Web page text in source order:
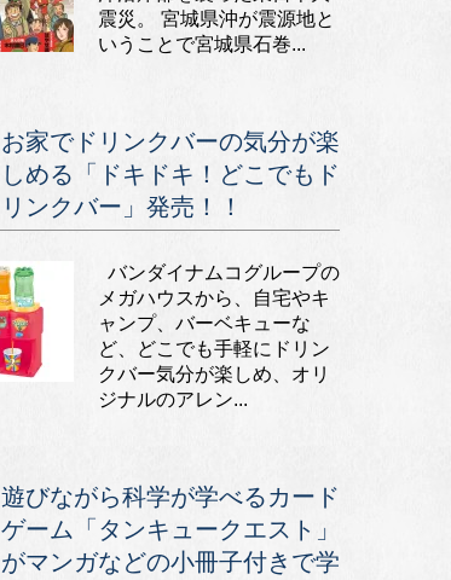
震災。 宮城県沖が震源地と
いうことで宮城県石巻...
お家でドリンクバーの気分が楽
しめる「ドキドキ！どこでもド
リンクバー」発売！！
バンダイナムコグループの
メガハウスから、自宅やキ
ャンプ、バーベキューな
ど、どこでも手軽にドリン
クバー気分が楽しめ、オリ
ジナルのアレン...
遊びながら科学が学べるカード
ゲーム「タンキュークエスト」
がマンガなどの小冊子付きで学